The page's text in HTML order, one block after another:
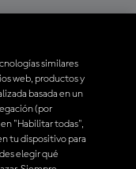
MotoGP™
similares
web, productos y
basada en un
(por
"Habilitar todas",
tu dispositivo para
elegir qué